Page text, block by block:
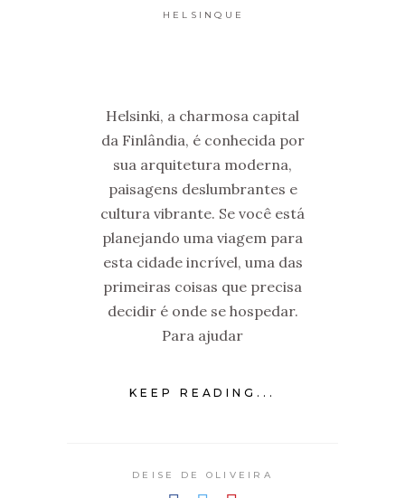
HELSINQUE
Helsinki, a charmosa capital
da Finlândia, é conhecida por
sua arquitetura moderna,
paisagens deslumbrantes e
cultura vibrante. Se você está
planejando uma viagem para
esta cidade incrível, uma das
primeiras coisas que precisa
decidir é onde se hospedar.
Para ajudar
KEEP READING...
DEISE DE OLIVEIRA